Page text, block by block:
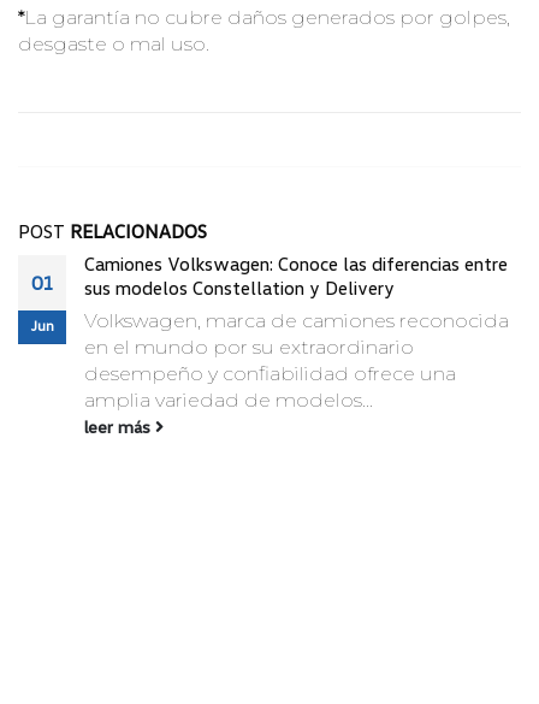
*La garantía no cubre daños generados por golpes,
desgaste o mal uso.
POST RELACIONADOS
01
Jun
Camiones Volkswagen: Conoce las diferencias entre
sus modelos Constellation y Delivery
Volkswagen, marca de camiones reconocida
en el mundo por su extraordinario
desempeño y confiabilidad ofrece una
amplia variedad de modelos...
leer más